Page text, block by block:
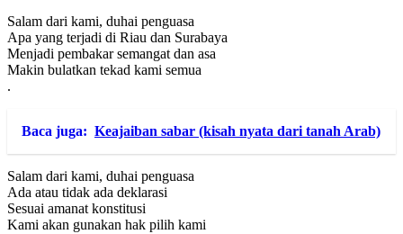
Salam dari kami, duhai penguasa
Apa yang terjadi di Riau dan Surabaya
Menjadi pembakar semangat dan asa
Makin bulatkan tekad kami semua
.
Baca juga: Keajaiban sabar (kisah nyata dari tanah Arab)
Salam dari kami, duhai penguasa
Ada atau tidak ada deklarasi
Sesuai amanat konstitusi
Kami akan gunakan hak pilih kami